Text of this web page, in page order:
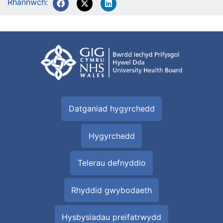
Rhannwch:
Datganiad hygyrchedd
Hygyrchedd
Telerau defnyddio
Rhyddid gwybodaeth
Hysbysiadau preifatrwydd